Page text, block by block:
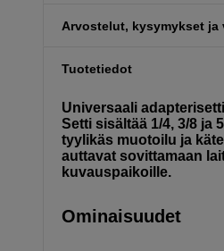
Arvostelut, kysymykset ja
Tuotetiedot
Universaali
Setti sisältää 1/4, 3/8 ja
tyylikäs muotoilu ja
auttavat sovittamaan
kuvauspaikoille.
Ominaisuudet